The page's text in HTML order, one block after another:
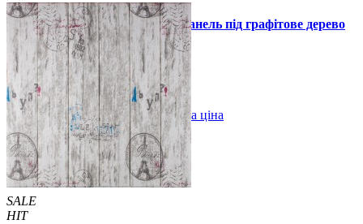
Самоклеюча декоративна 3D панель під графітове дерево
700x700x5мм
99 грн. /шт 160 грн./шт
Купити В закладки Оптова ціна
SALE
HIT